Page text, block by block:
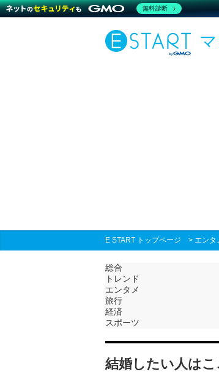
E START トップページ > エンタ
総合
トレンド
エンタメ
旅行
経済
スポーツ
結婚したい人は
無料診断